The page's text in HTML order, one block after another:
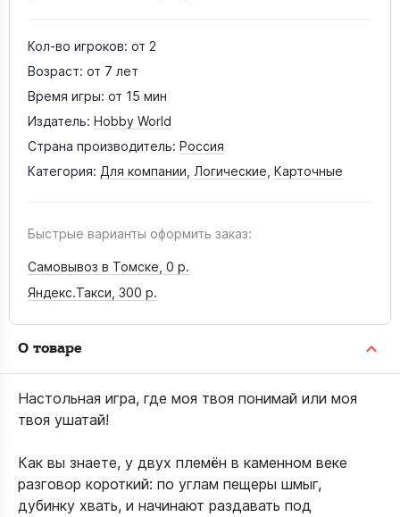
Кол-во игроков: от 2
Возраст: от 7 лет
Время игры: от 15 мин
Издатель: Hobby World
Страна производитель: Россия
Категория: Для компании Логические Карточные
Быстрые варианты оформить заказ:
Самовывоз в Томске, 0 р.
Яндекс.Такси, 300 р.
О товаре
Настольная игра, где моя твоя понимай или моя
твоя ушатай!
Как вы знаете, у двух племён в каменном веке
разговор короткий: по углам пещеры шмыг,
дубинку хвать, и начинают раздавать под